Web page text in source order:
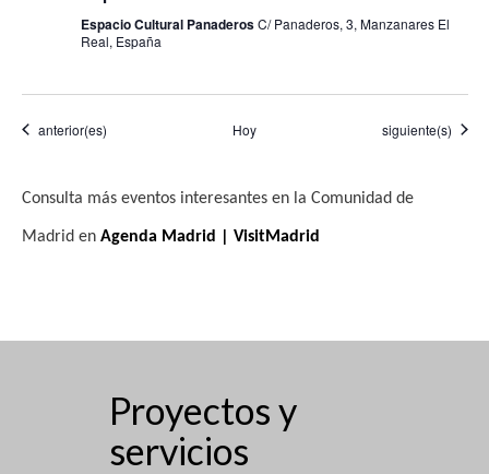
Espacio Cultural PanaderosC/ Panaderos, 3, Manzanares El
Real, España
Eventos
anterior(es) Hoy Eventos
siguiente(s)
Consulta más eventos interesantes en la Comunidad de
Madrid en Agenda Madrid | VisitMadrid
Proyectos y
servicios